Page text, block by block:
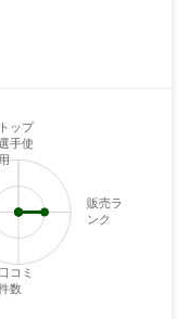
トップ
手使
用
販売ラ
ンク
口コミ
数